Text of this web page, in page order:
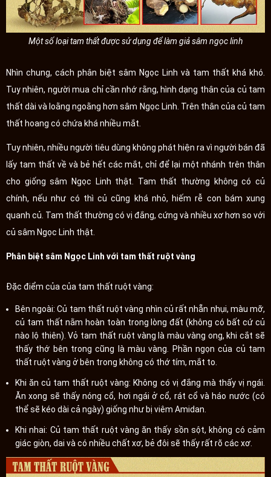
Một số loại tam thất được sử dụng để làm giả sâm ngọc linh
Nhìn chung, cách phân biệt sâm Ngọc Linh và tam thất khá khó.
Tuy nhiên, người mua chỉ cần nhớ rằng, hình dạng thân của củ tam
thất dài và loằng ngoằng hơn sâm Ngọc Linh. Trên thân của củ tam
thất hoang có chứa khá nhiều mắt.
Tuy nhiên, nhiều người tiêu dùng không phát hiện ra vì người bán đã
lấy tam thất về và bẻ hết các mắt, chỉ để lại một nhánh trên thân
cho giống sâm Ngọc Linh thật. Tam thất thường không có củ
chính, nếu như có thì củ cũng khá nhỏ, hiếm rễ con bám xung
quanh củ. Tam thất thường có vị đắng, cứng và nhiều xơ hơn so với
củ sâm Ngọc Linh thật.
Phân biệt sâm Ngọc Linh với tam thất ruột vàng
Đặc điểm của của tam thất ruột vàng:
Bên ngoài: Củ tam thất ruột vàng nhìn củ rất nhẵn nhụi, màu mỡ,
củ tam thất nằm hoàn toàn trong lòng đất (không có bất cứ củ
nào lộ thiên). Vỏ tam thất ruột vàng là màu vàng ong, khi cắt sẽ
thấy thớ bên trong cũng là màu vàng. Phần ngọn của củ tam
thất ruột vàng ở bên trong không có thớ tím, mắt to.
Khi ăn củ tam thất ruột vàng: Không có vị đắng mà thấy vị ngái.
Ăn xong sẽ thấy nóng cổ, hơi ngái ở cổ, rát cổ và háo nước (có
thể sẽ kéo dài cả ngày) giống như bị viêm Amidan.
Khi nhai: Củ tam thất ruột vàng ăn thấy sồn sột, không có cảm
giác giòn, dai và có nhiều chất xơ, bẻ đôi sẽ thấy rất rõ các xơ.